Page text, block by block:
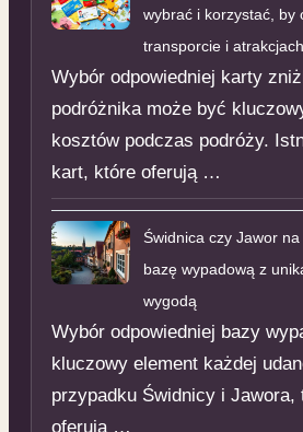
wybrać i korzystać, by
transporcie i atrakcjach
Wybór odpowiedniej karty
podróżnika może być
kosztów podczas podróży.
kart, które oferują …
Świdnica czy Jawor
bazę wypadową z
wygodą
Wybór odpowiedniej bazy
kluczowy element każdej
przypadku Świdnicy i Jawora,
oferują …